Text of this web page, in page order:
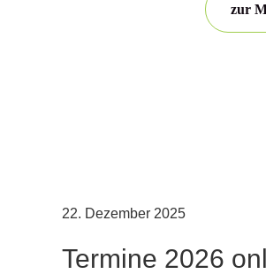
zur
22. Dezember 2025
Termine 2026